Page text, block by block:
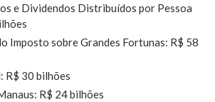
e Dividendos Distribuídos por Pessoa
Imposto sobre Grandes Fortunas: R$ 58
R$ 30 bilhões
R$ 24 bilhões